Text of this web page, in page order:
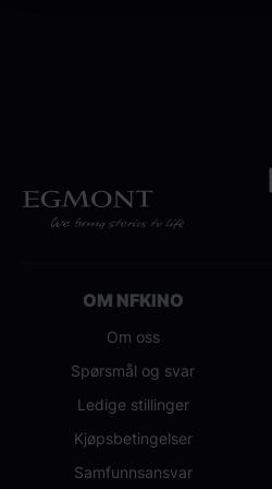
OM NFKINO
Om oss
Spørsmål og svar
Ledige stillinger
Kjøpsbetingelser
Samfunnsansvar